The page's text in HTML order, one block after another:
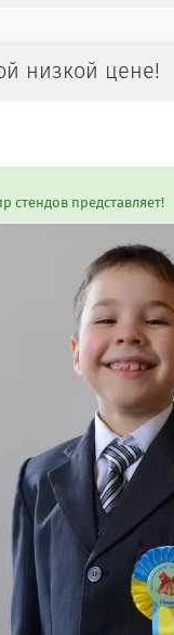
низкой цене!
стендов представляет!